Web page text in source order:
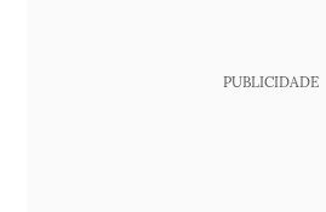
PUBLICIDADE